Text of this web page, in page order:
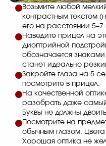
Возьмите любой
контрастным текстом
его на расстоянии 5–7
Наведите прицел на
диоптрийной
обозначается знаками
станет идеально
Закройте глаза на 5
посмотрите в прицел.
На качественной
разобрать даже
Буквы не должны
Посмотрите на
обычным глазом.
Хорошая оптика не